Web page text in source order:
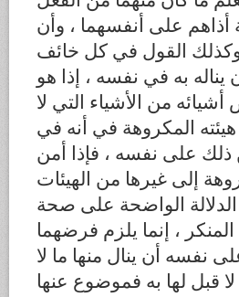
أذاهم على أنفسهما ، وأن
وكذلك القول في كل خائف
به في نفسه ، إذا هو
من الأشياء التي لا
المكروهة في أنه في
على نفسه ، فإذا أمن
إلى غيرها من الهيئات
الدلالة الواضحة على صحة
، إنما يلزم فرضهما
نفسه أن ينال منها ما لا
قبل لها به فموضوع عنها